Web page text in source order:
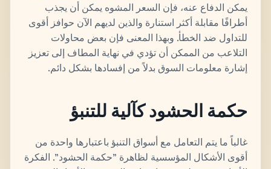
يمكن الدفاع عنه، فإن السعر المشوه يمكن أن يجذب
أطرافًا مقابلة أكثر استنارة والذين لديهم الآن حوافز أقوى
للتداول ضد الخطأ. وبهذا المعنى فإن بعض محاولات
التلاعب من الممكن أن تؤدي في نهاية المطاف إلى تعزيز
إشارة معلومات السوق بدلاً من إفسادها بشكل دائم.
حكمة الحشود كآلية للتنبؤ
غالباً ما يتم التعامل مع أسواق التنبؤ باعتبارها واحدة من
أقوى الأشكال المؤسسية لظاهرة "حكمة الحشود". الفكرة